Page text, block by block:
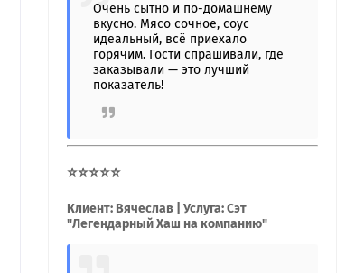
Очень сытно и по-домашнему
вкусно. Мясо сочное, соус
идеальный, всё приехало
горячим. Гости спрашивали, где
заказывали — это лучший
показатель!
⭐⭐⭐⭐⭐
Клиент: Вячеслав | Услуга: Сэт
"Легендарный Хаш на компанию"